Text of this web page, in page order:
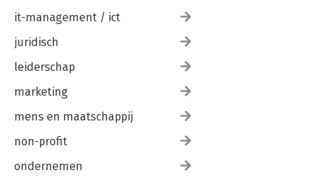
it-management / ict
juridisch
leiderschap
marketing
mens en maatschappij
non-profit
ondernemen